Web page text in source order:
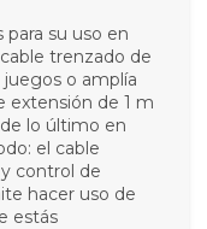
para su uso en
trenzado de
o amplía
extensión de 1 m
lo último en
el cable
control de
hacer uso de
estás